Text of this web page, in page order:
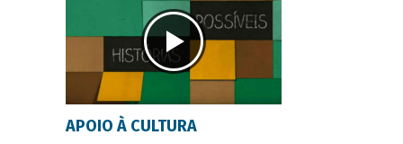
APOIO À CULTURA